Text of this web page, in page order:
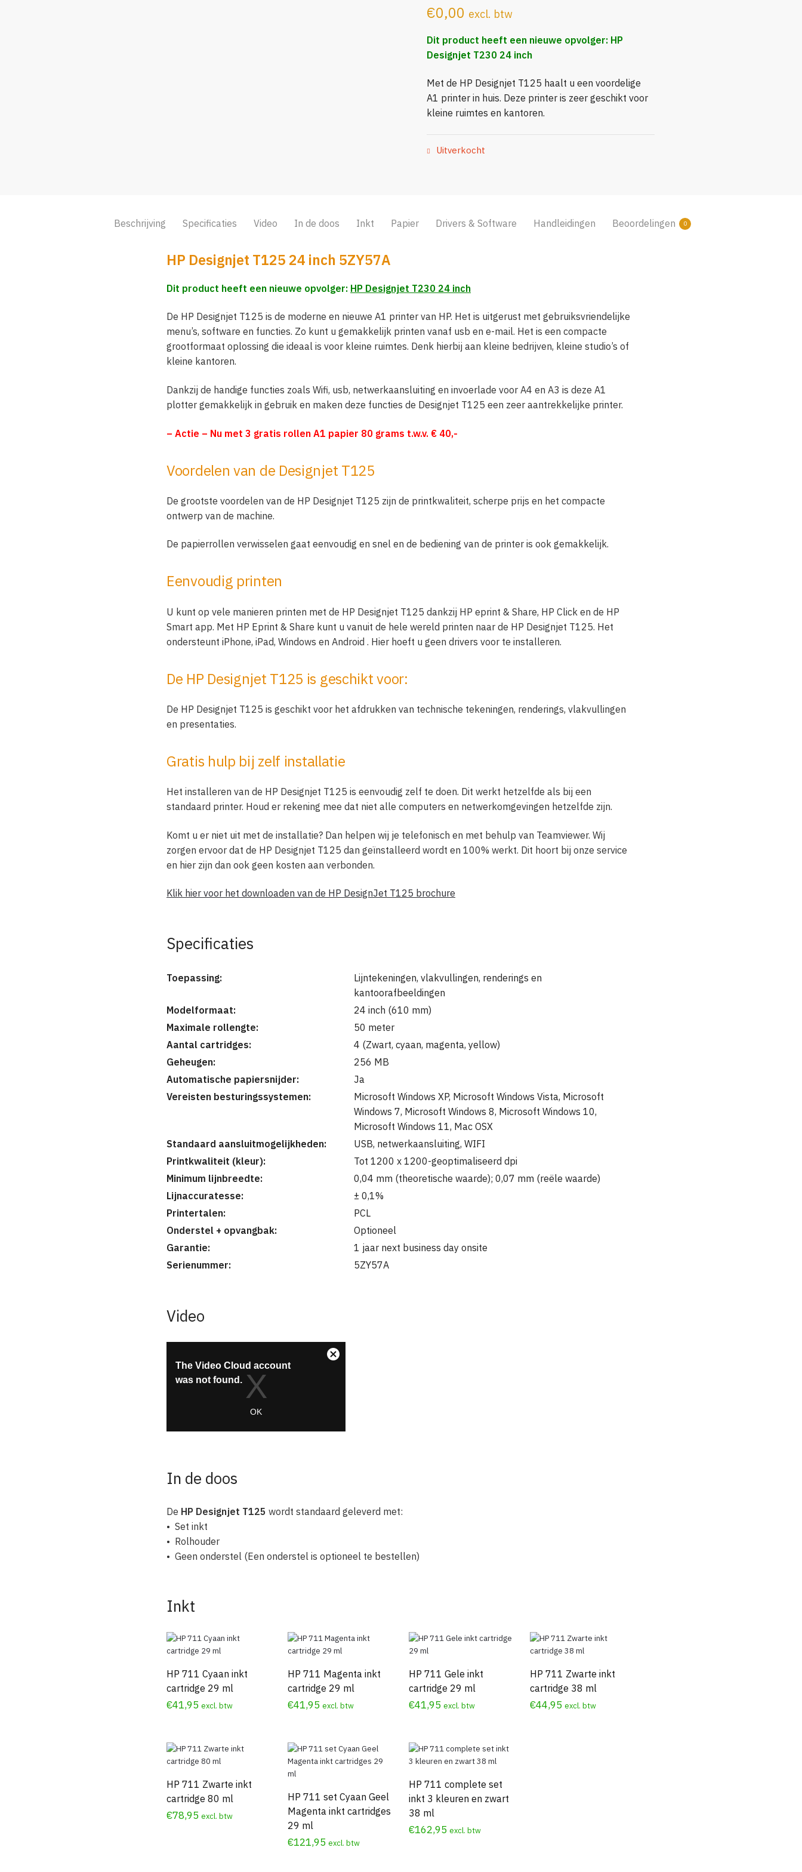
€0,00 excl. btw
Dit product heeft een nieuwe opvolger: HP
Designjet T230 24 inch
Met de HP Designjet T125 haalt u een voordelige
A1 printer in huis. Deze printer is zeer geschikt voor
kleine ruimtes en kantoren.
Uitverkocht
Beschrijving Specificaties Video In de doos Inkt Papier Drivers & Software Handleidingen Beoordelingen 0
HP Designjet T125 24 inch 5ZY57A
Dit product heeft een nieuwe opvolger: HP Designjet T230 24 inch
De HP Designjet T125 is de moderne en nieuwe A1 printer van HP. Het is uitgerust met gebruiksvriendelijke
menu’s, software en functies. Zo kunt u gemakkelijk printen vanaf usb en e-mail. Het is een compacte
grootformaat oplossing die ideaal is voor kleine ruimtes. Denk hierbij aan kleine bedrijven, kleine studio’s of
kleine kantoren.
Dankzij de handige functies zoals Wifi, usb, netwerkaansluiting en invoerlade voor A4 en A3 is deze A1
plotter gemakkelijk in gebruik en maken deze functies de Designjet T125 een zeer aantrekkelijke printer.
– Actie – Nu met 3 gratis rollen A1 papier 80 grams t.w.v. € 40,-
Voordelen van de Designjet T125
De grootste voordelen van de HP Designjet T125 zijn de printkwaliteit, scherpe prijs en het compacte
ontwerp van de machine.
De papierrollen verwisselen gaat eenvoudig en snel en de bediening van de printer is ook gemakkelijk.
Eenvoudig printen
U kunt op vele manieren printen met de HP Designjet T125 dankzij HP eprint & Share, HP Click en de HP
Smart app. Met HP Eprint & Share kunt u vanuit de hele wereld printen naar de HP Designjet T125. Het
ondersteunt iPhone, iPad, Windows en Android . Hier hoeft u geen drivers voor te installeren.
De HP Designjet T125 is geschikt voor:
De HP Designjet T125 is geschikt voor het afdrukken van technische tekeningen, renderings, vlakvullingen
en presentaties.
Gratis hulp bij zelf installatie
Het installeren van de HP Designjet T125 is eenvoudig zelf te doen. Dit werkt hetzelfde als bij een
standaard printer. Houd er rekening mee dat niet alle computers en netwerkomgevingen hetzelfde zijn.
Komt u er niet uit met de installatie? Dan helpen wij je telefonisch en met behulp van Teamviewer. Wij
zorgen ervoor dat de HP Designjet T125 dan geïnstalleerd wordt en 100% werkt. Dit hoort bij onze service
en hier zijn dan ook geen kosten aan verbonden.
Klik hier voor het downloaden van de HP DesignJet T125 brochure
Specificaties
Toepassing:
Lijntekeningen, vlakvullingen, renderings en
kantoorafbeeldingen
Modelformaat:
24 inch (610 mm)
Maximale rollengte:
50 meter
Aantal cartridges:
4 (Zwart, cyaan, magenta, yellow)
Geheugen:
256 MB
Automatische papiersnijder:
Ja
Vereisten besturingssystemen:
Microsoft Windows XP, Microsoft Windows Vista, Microsoft
Windows 7, Microsoft Windows 8, Microsoft Windows 10,
Microsoft Windows 11, Mac OSX
Standaard aansluitmogelijkheden:
USB, netwerkaansluiting, WIFI
Printkwaliteit (kleur):
Tot 1200 x 1200-geoptimaliseerd dpi
Minimum lijnbreedte:
0,04 mm (theoretische waarde); 0,07 mm (reële waarde)
Lijnaccuratesse:
± 0,1%
Printertalen:
PCL
Onderstel + opvangbak:
Optioneel
Garantie:
1 jaar next business day onsite
Serienummer:
5ZY57A
Video
In de doos
De HP Designjet T125 wordt standaard geleverd met:
• Set inkt
• Rolhouder
• Geen onderstel (Een onderstel is optioneel te bestellen)
Inkt
HP 711 Cyaan inkt
cartridge 29 ml
€41,95 excl. btw
HP 711 Magenta inkt
cartridge 29 ml
€41,95 excl. btw
HP 711 Gele inkt
cartridge 29 ml
€41,95 excl. btw
HP 711 Zwarte inkt
cartridge 38 ml
€44,95 excl. btw
HP 711 Zwarte inkt
cartridge 80 ml
€78,95 excl. btw
HP 711 set Cyaan Geel
Magenta inkt cartridges
29 ml
€121,95 excl. btw
HP 711 complete set
inkt 3 kleuren en zwart
38 ml
€162,95 excl. btw